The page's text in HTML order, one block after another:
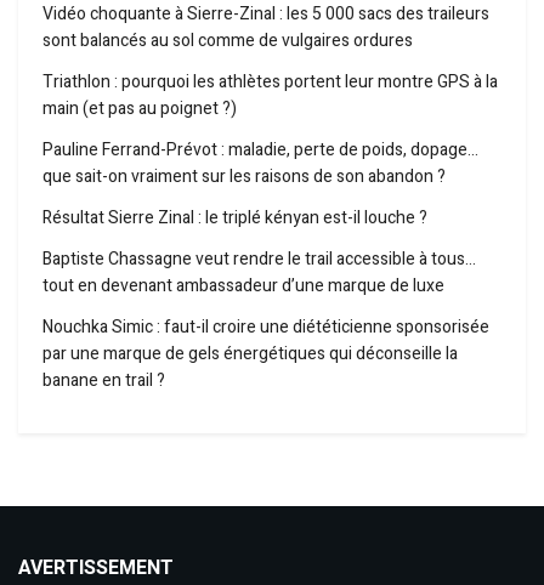
Vidéo choquante à Sierre-Zinal : les 5 000 sacs des traileurs
sont balancés au sol comme de vulgaires ordures
Triathlon : pourquoi les athlètes portent leur montre GPS à la
main (et pas au poignet ?)
Pauline Ferrand-Prévot : maladie, perte de poids, dopage…
que sait-on vraiment sur les raisons de son abandon ?
Résultat Sierre Zinal : le triplé kényan est-il louche ?
Baptiste Chassagne veut rendre le trail accessible à tous…
tout en devenant ambassadeur d’une marque de luxe
Nouchka Simic : faut-il croire une diététicienne sponsorisée
par une marque de gels énergétiques qui déconseille la
banane en trail ?
AVERTISSEMENT